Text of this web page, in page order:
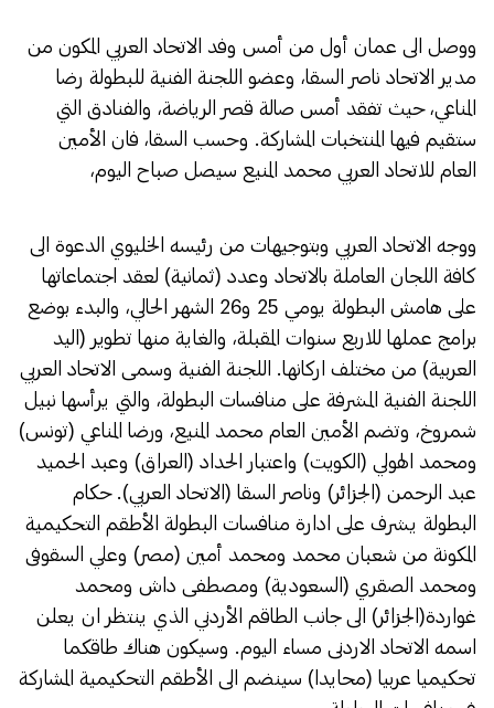
ووصل الى عمان أول من أمس وفد الاتحاد العربي المكون من
مدير الاتحاد ناصر السقا، وعضو اللجنة الفنية للبطولة رضا
المناعي، حيث تفقد أمس صالة قصر الرياضة، والفنادق التي
ستقيم فيها المنتخبات المشاركة. وحسب السقا، فان الأمين
العام للاتحاد العربي محمد المنيع سيصل صباح اليوم،
ووجه الاتحاد العربي وبتوجيهات من رئيسه الخليوي الدعوة الى
كافة اللجان العاملة بالاتحاد وعدد (ثمانية) لعقد اجتماعاتها
على هامش البطولة يومي 25 و26 الشهر الحالي، والبدء بوضع
برامج عملها للاربع سنوات المقبلة، والغاية منها تطوير (اليد
العربية) من مختلف اركانها. اللجنة الفنية وسمى الاتحاد العربي
اللجنة الفنية المشرفة على منافسات البطولة، والتي يرأسها نبيل
شمروخ، وتضم الأمين العام محمد المنيع، ورضا المناعي (تونس)
ومحمد الهولي (الكويت) واعتبار الحداد (العراق) وعبد الحميد
عبد الرحمن (الجزائر) وناصر السقا (الاتحاد العربي). حكام
البطولة يشرف على ادارة منافسات البطولة الأطقم التحكيمية
المكونة من شعبان محمد ومحمد أمين (مصر) وعلي السقوفى
ومحمد الصقري (السعودية) ومصطفى داش ومحمد
غواردة(الجزائر) الى جانب الطاقم الأردني الذي ينتظر ان يعلن
اسمه الاتحاد الاردنى مساء اليوم. وسيكون هناك طاقكما
تحكيميا عربيا (محايدا) سينضم الى الأطقم التحكيمية المشاركة